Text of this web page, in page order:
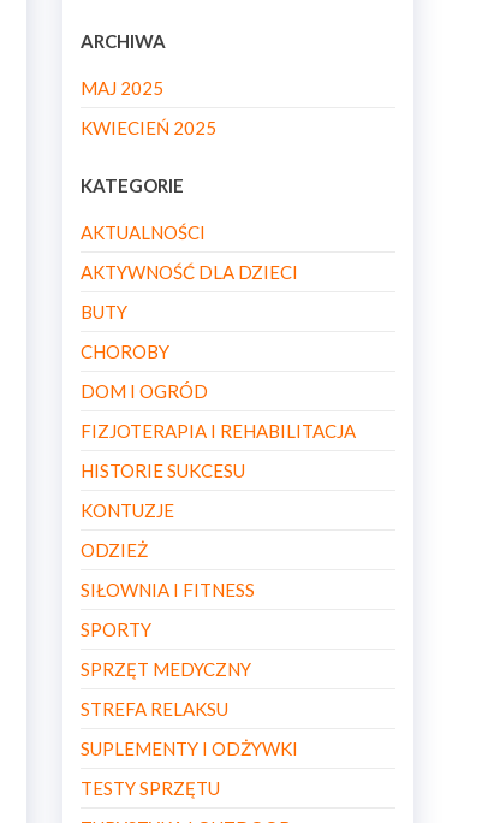
ARCHIWA
MAJ 2025
KWIECIEŃ 2025
KATEGORIE
AKTUALNOŚCI
AKTYWNOŚĆ DLA DZIECI
BUTY
CHOROBY
DOM I OGRÓD
FIZJOTERAPIA I REHABILITACJA
HISTORIE SUKCESU
KONTUZJE
ODZIEŻ
SIŁOWNIA I FITNESS
SPORTY
SPRZĘT MEDYCZNY
STREFA RELAKSU
SUPLEMENTY I ODŻYWKI
TESTY SPRZĘTU